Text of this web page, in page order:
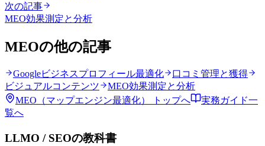
次の記事
MEO効果測定と分析
MEOの他の記事
Googleビジネスプロフィール最適化
口コミ管理と獲得
ビジュアルコンテンツ
MEO効果測定と分析
MEO（マップエンジン最適化）
トップへ
実務ガイド一
覧へ
LLMO / SEOの教科書